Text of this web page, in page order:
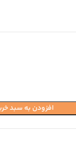
افزودن به سبد